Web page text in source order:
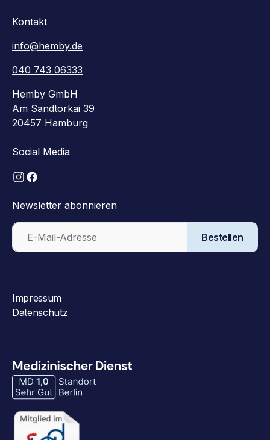
Kontakt
info@hemby.de
040 743 06333
Hemby GmbH
Am Sandtorkai 39
20457 Hamburg
Social Media
Newsletter abonnieren
Bestellen
Impressum
Datenschutz